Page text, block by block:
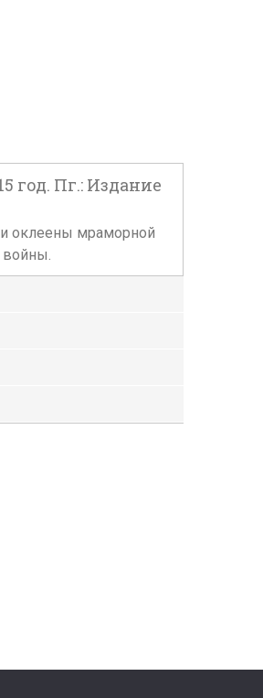
год. Пг.: Издание
оклеены мраморной
войны.